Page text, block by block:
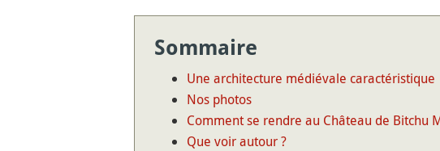
Sommaire
Une architecture médiévale caractéristique
Nos photos
Comment se rendre au Château de Bitchu
Que voir autour ?